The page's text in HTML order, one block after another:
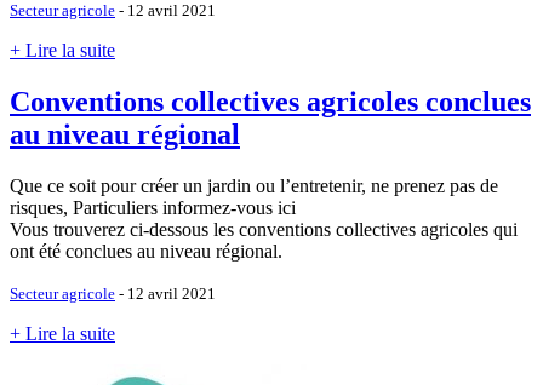
Secteur agricole - 12 avril 2021
+ Lire la suite
Conventions collectives agricoles conclues
au niveau régional
Que ce soit pour créer un jardin ou l’entretenir, ne prenez pas de
risques, Particuliers informez-vous ici
Vous trouverez ci-dessous les conventions collectives agricoles qui
ont été conclues au niveau régional.
Secteur agricole - 12 avril 2021
+ Lire la suite